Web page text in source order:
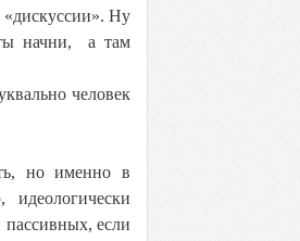
«дискуссии». Ну
начни, а там
человек
но именно в
если